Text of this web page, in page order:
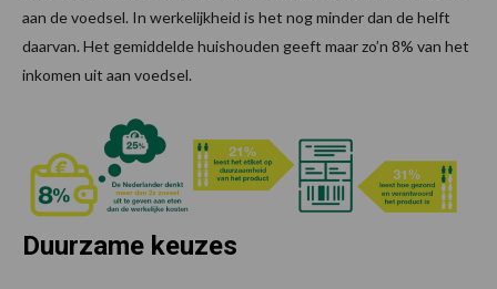
aan de voedsel. In werkelijkheid is het nog minder dan de helft
daarvan. Het gemiddelde huishouden geeft maar zo’n 8% van het
inkomen uit aan voedsel.
Duurzame keuzes